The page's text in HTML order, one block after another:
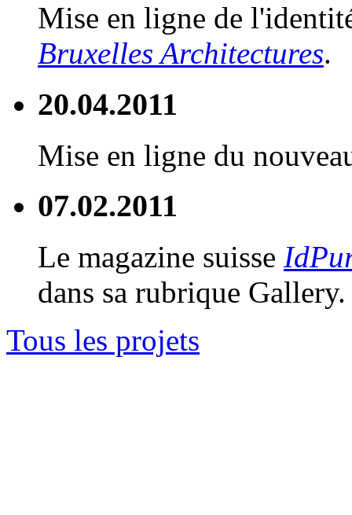
Mise en ligne de
Bruxelles Architectures.
20.04.2011
Mise en ligne du
07.02.2011
Le magazine suisse
dans sa rubrique Gallery.
Tous les projets